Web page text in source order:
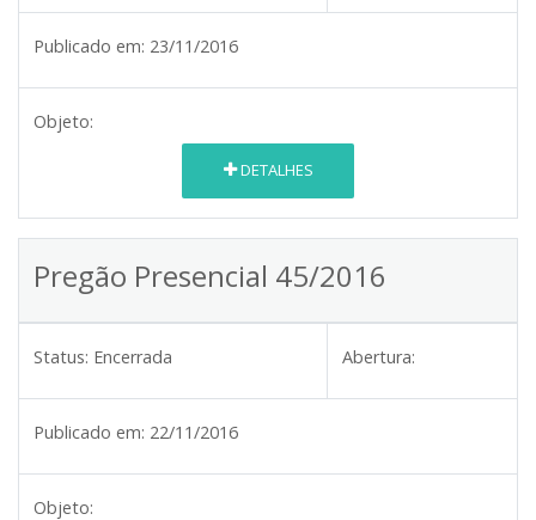
Publicado em: 23/11/2016
Objeto:
DETALHES
Pregão Presencial 45/2016
Status: Encerrada Abertura:
Publicado em: 22/11/2016
Objeto: